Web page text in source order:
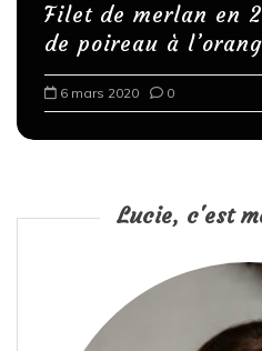
Filet de merlan en
de poireau à
6 mars 2020 0
Lucie, c'est